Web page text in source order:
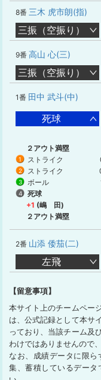
8番 三木 虎市朗(指)
三振（空振り）
9番 高山 心(三)
三振（空振り）
1番 田中 武斗(中)
死球
２アウト満塁
1 ストライク
2 ストライク
3 ボール
4
死球
+1 (嶋 田)
２アウト満塁
2番 山添 倭茄(二)
左飛
【留意事項】
本サイト上のチームペー
は、公式記録として本サ
っており、当該チーム及
わけではありませんので
なお、成績データに限
集、蓄積しているデータ